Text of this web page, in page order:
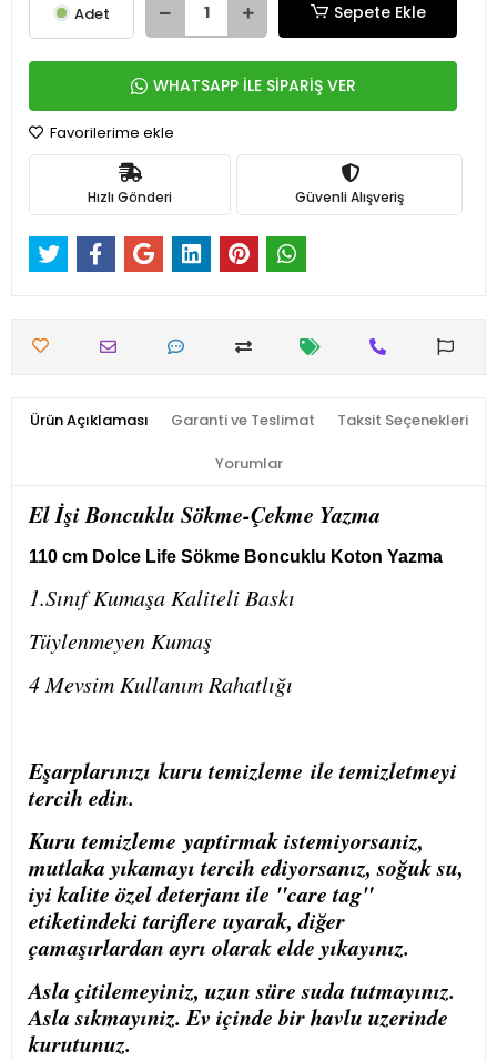
Adet Sepete Ekle
WHATSAPP İLE SİPARİŞ VER
Favorilerime ekle
Hızlı Gönderi Güvenli Alışveriş
Ürün Açıklaması Garanti ve Teslimat Taksit Seçenekleri
Yorumlar
El İşi Boncuklu Sökme-Çekme Yazma
110 cm Dolce Life Sökme Boncuklu Koton Yazma
1.Sınıf Kumaşa Kaliteli Baskı
Tüylenmeyen Kumaş
4 Mevsim Kullanım Rahatlığı
Eşarplarınızıkuru temizleme ile temizletmeyi
tercih edin.
Kuru temizleme yaptirmak istemiyorsaniz,
mutlaka yıkamayı tercih ediyorsanız, soğuk su,
iyi kalite özel deterjanı ile "care tag"
etiketindeki tariflere uyarak, diğer
çamaşırlardan ayrı olarak elde yıkayınız.
Asla çitilemeyiniz, uzun süre suda tutmayınız.
Asla sıkmayıniz. Ev içinde bir havlu uzerinde
kurutunuz.